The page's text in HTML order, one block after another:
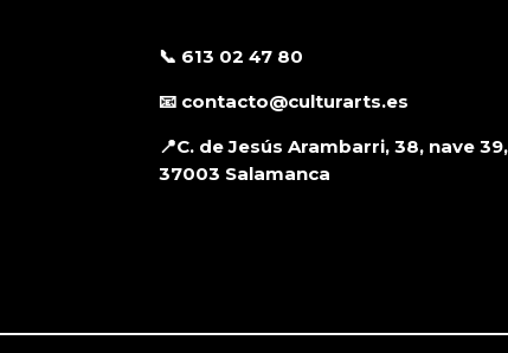
📞 613 02 47 80
📧 contacto@culturarts.es
📍C. de Jesús Arambarri, 38, nave 39,
37003 Salamanca